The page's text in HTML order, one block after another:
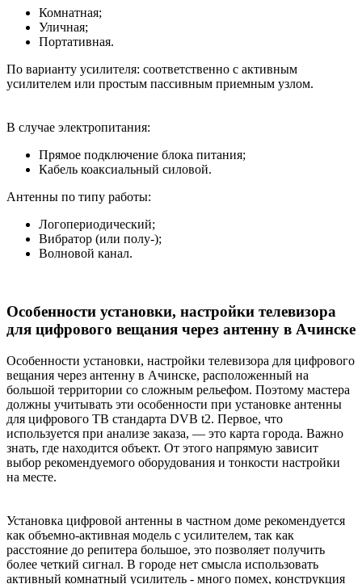
Комнатная;
Уличная;
Портативная.
По варианту усилителя: соответственно с активным
усилителем или простым пассивным приемным узлом.
В случае электропитания:
Прямое подключение блока питания;
Кабель коаксиальный силовой.
Антенны по типу работы:
Логопериодический;
Вибратор (или полу-);
Волновой канал.
Особенности установки, настройки телевизора
для цифрового вещания через антенну в Ачинске
Особенности установки, настройки телевизора для цифрового
вещания через антенну в Ачинске, расположенный на
большой территории со сложным рельефом. Поэтому мастера
должны учитывать эти особенности при установке антенны
для цифрового ТВ стандарта DVB t2. Первое, что
используется при анализе заказа, — это карта города. Важно
знать, где находится объект. От этого напрямую зависит
выбор рекомендуемого оборудования и тонкости настройки
на месте.
Установка цифровой антенны в частном доме рекомендуется
как объемно-активная модель с усилителем, так как
расстояние до репитера большое, это позволяет получить
более четкий сигнал. В городе нет смысла использовать
активный комнатный усилитель - много помех, конструкция